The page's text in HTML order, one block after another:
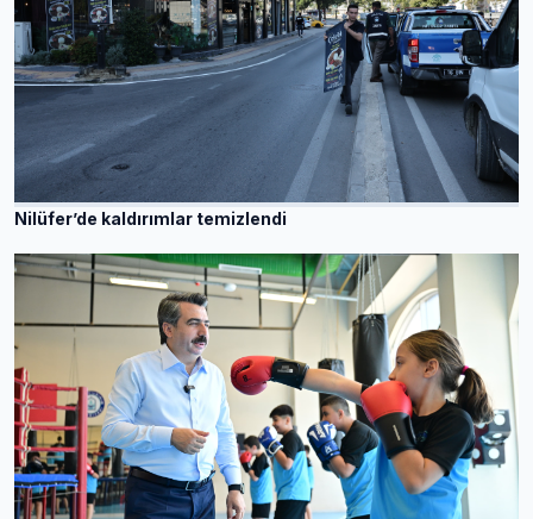
Nilüfer’de kaldırımlar temizlendi